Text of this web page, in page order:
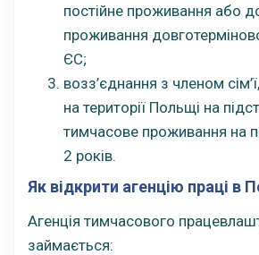
постійне проживання або
проживання
ЄС;
возз’єднання з членом
на території Польщі на
тимчасове проживання на
2 років.
Як відкрити агенцію праці в
Агенція тимчасового
займається: